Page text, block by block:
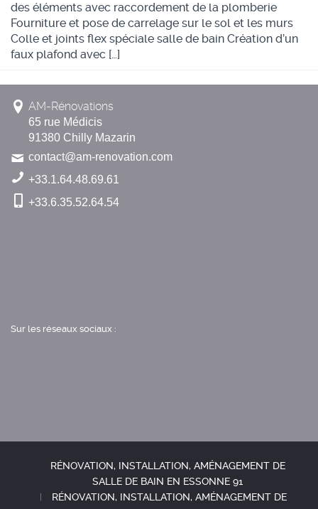
des éléments avec raccordement de la plomberie
Fourniture et pose de carrelage sur le sol et les murs
Colle et joints flex spéciale salle de bain Création d’un
faux plafond avec […]
AM-Rénovations
65 rue Médicis
91380 Chilly Mazarin
contact@am-renovation.com
+33.1.64.48.69.61
+33.6.35.52.64.54
Sur les réseaux sociaux :
RÉNOVATION, INSTALLATION, AMÉNAGEMENT DE
SALLE DE BAIN EN ESSONNE 91
RÉNOVATION, INSTALLATION, AMÉNAGEMENT DE